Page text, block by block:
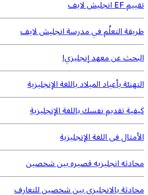
تقييم EF انجليش لايف
طريقة التعلُم في مدرسة انجليش لايف
البحث عن معهد إنجليزي!
التهنئة بأعياد الميلاد باللغة الإنجليزية
كيفية تقديم نفسك باللغة الإنجليزية
الأمثال فى اللغة الإنجليزية
محادثه انجليزيه قصيره بين شخصين
محادثة بالانجليزي بين شخصين للتعارف